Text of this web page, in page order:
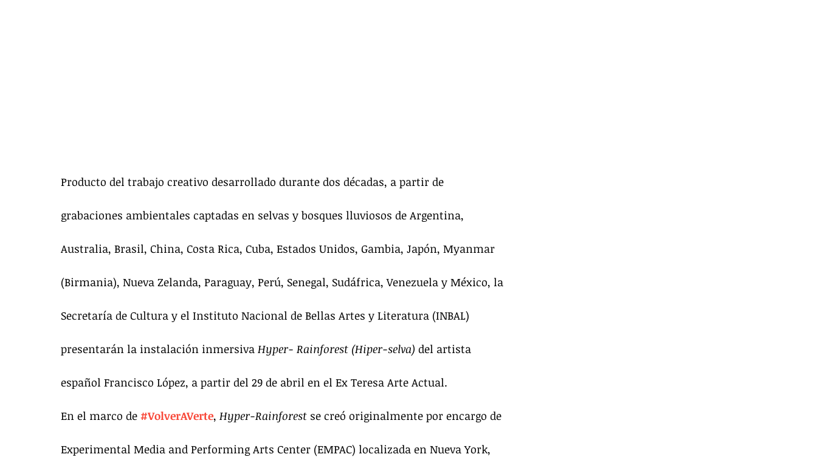
Producto del trabajo creativo desarrollado durante dos décadas, a partir de
grabaciones ambientales captadas en selvas y bosques lluviosos de Argentina,
Australia, Brasil, China, Costa Rica, Cuba, Estados Unidos, Gambia, Japón, Myanmar
(Birmania), Nueva Zelanda, Paraguay, Perú, Senegal, Sudáfrica, Venezuela y México, la
Secretaría de Cultura y el Instituto Nacional de Bellas Artes y Literatura (INBAL)
presentarán la instalación inmersiva Hyper- Rainforest (Hiper-selva) del artista
español Francisco López, a partir del 29 de abril en el Ex Teresa Arte Actual.
En el marco de #VolverAVerte, Hyper-Rainforest se creó originalmente por encargo de
Experimental Media and Performing Arts Center (EMPAC) localizada en Nueva York,